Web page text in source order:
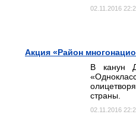
02.11.2016
Акция «Район
В канун
страны.
02.11.2016